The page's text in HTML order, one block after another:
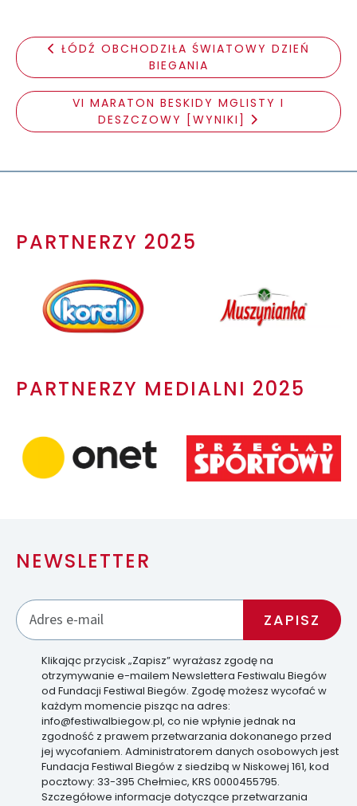
ŁÓDŹ OBCHODZIŁA ŚWIATOWY DZIEŃ
BIEGANIA
VI MARATON BESKIDY MGLISTY I
DESZCZOWY [WYNIKI]
PARTNERZY 2025
PARTNERZY MEDIALNI 2025
NEWSLETTER
Klikając przycisk „Zapisz” wyrażasz zgodę na
otrzymywanie e-mailem Newslettera Festiwalu Biegów
od Fundacji Festiwal Biegów. Zgodę możesz wycofać w
każdym momencie pisząc na adres:
info@festiwalbiegow.pl, co nie wpłynie jednak na
zgodność z prawem przetwarzania dokonanego przed
jej wycofaniem. Administratorem danych osobowych jest
Fundacja Festiwal Biegów z siedzibą w Niskowej 161, kod
pocztowy: 33-395 Chełmiec, KRS 0000455795.
Szczegółowe informacje dotyczące przetwarzania